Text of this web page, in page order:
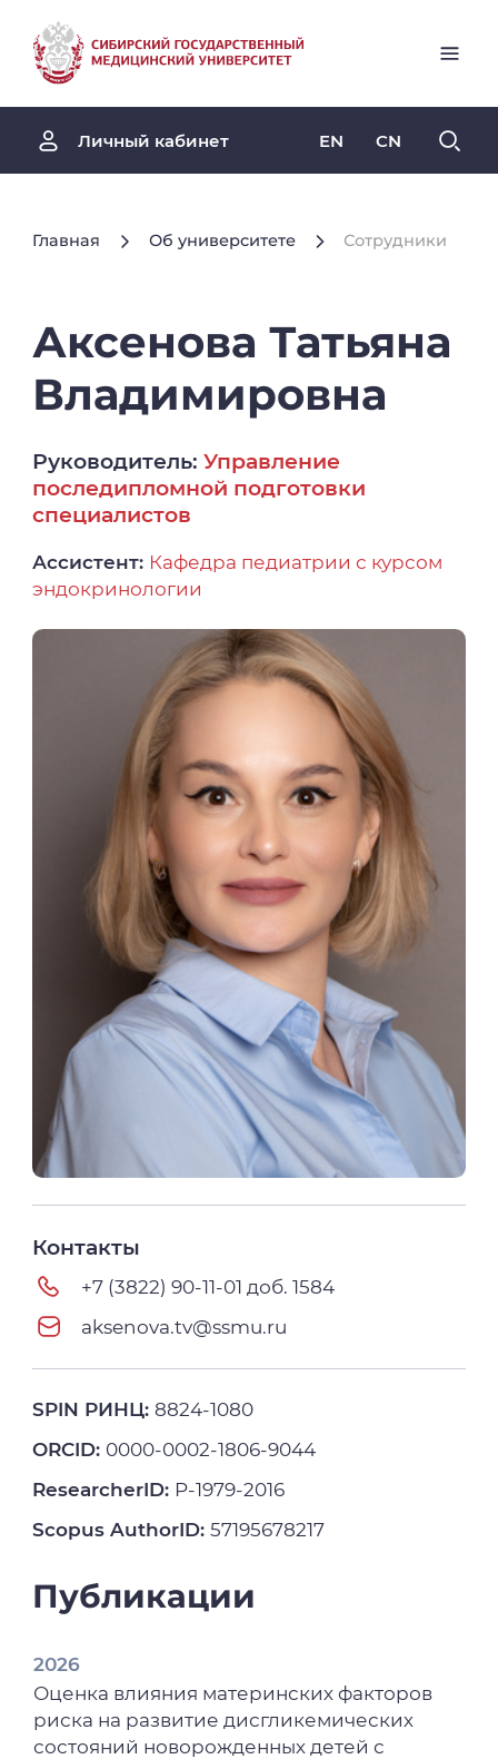
Личный кабинет EN CN
Главная Об университете Сотрудники
Аксенова Татьяна
Владимировна
Руководитель:Управление
последипломной подготовки
специалистов
Ассистент: Кафедра педиатрии с курсом
эндокринологии
Контакты
+7 (3822) 90-11-01 доб. 1584
aksenova.tv@ssmu.ru
SPIN РИНЦ:8824-1080
ORCID: 0000-0002-1806-9044
ResearcherID: P-1979-2016
Scopus AuthorID:57195678217
Публикации
2026
Оценка влияния материнских факторов
риска на развитие дисгликемических
состояний новорожденных детей с